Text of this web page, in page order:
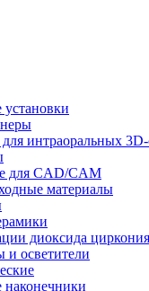
установки
интраоральных 3D-
для CAD/CAM
материалы
диоксида циркония
и осветители
наконечники